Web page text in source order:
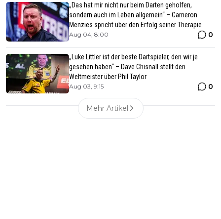
„Das hat mir nicht nur beim Darten geholfen,
sondern auch im Leben allgemein“ – Cameron
Menzies spricht über den Erfolg seiner Therapie
Aug 04, 8:00 0
„Luke Littler ist der beste Dartspieler, den wir je
gesehen haben“ – Dave Chisnall stellt den
Weltmeister über Phil Taylor
Aug 03, 9:15 0
Mehr Artikel